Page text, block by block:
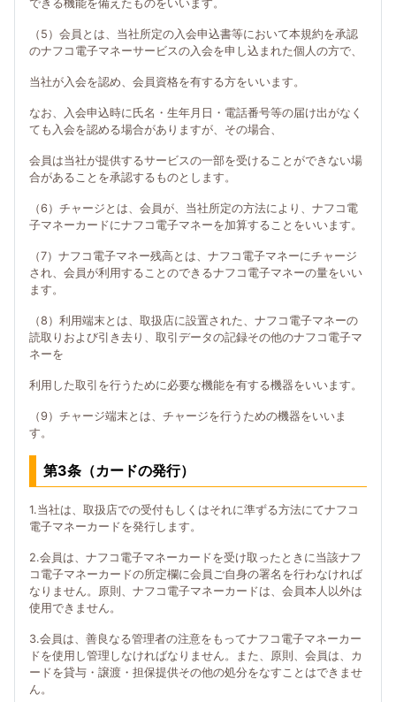
できる機能を備えたものをいいます。
（5）会員とは、当社所定の入会申込書等において本規約を承認
のナフコ電子マネーサービスの入会を申し込まれた個人の方で、
当社が入会を認め、会員資格を有する方をいいます。
なお、入会申込時に氏名・生年月日・電話番号等の届け出がなく
ても入会を認める場合がありますが、その場合、
会員は当社が提供するサービスの一部を受けることができない場
合があることを承認するものとします。
（6）チャージとは、会員が、当社所定の方法により、ナフコ電
子マネーカードにナフコ電子マネーを加算することをいいます。
（7）ナフコ電子マネー残高とは、ナフコ電子マネーにチャージ
され、会員が利用することのできるナフコ電子マネーの量をいい
ます。
（8）利用端末とは、取扱店に設置された、ナフコ電子マネーの
読取りおよび引き去り、取引データの記録その他のナフコ電子マ
ネーを
利用した取引を行うために必要な機能を有する機器をいいます。
（9）チャージ端末とは、チャージを行うための機器をいいま
す。
第3条（カードの発行）
1.当社は、取扱店での受付もしくはそれに準ずる方法にてナフコ
電子マネーカードを発行します。
2.会員は、ナフコ電子マネーカードを受け取ったときに当該ナフ
コ電子マネーカードの所定欄に会員ご自身の署名を行わなければ
なりません。原則、ナフコ電子マネーカードは、会員本人以外は
使用できません。
3.会員は、善良なる管理者の注意をもってナフコ電子マネーカー
ドを使用し管理しなければなりません。また、原則、会員は、カ
ードを貸与・譲渡・担保提供その他の処分をなすことはできませ
ん。